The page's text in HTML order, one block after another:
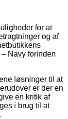
for at
og af
Navy forinden
løsninger til at
er der en
en kritik af
i brug til at